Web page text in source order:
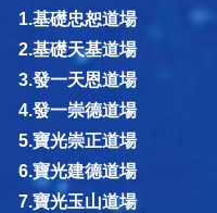
1.基礎忠恕道場
2.基礎天基道場
3.發一天恩道場
4.發一崇德道場
5.寶光崇正道場
6.寶光建德道場
7.寶光玉山道場